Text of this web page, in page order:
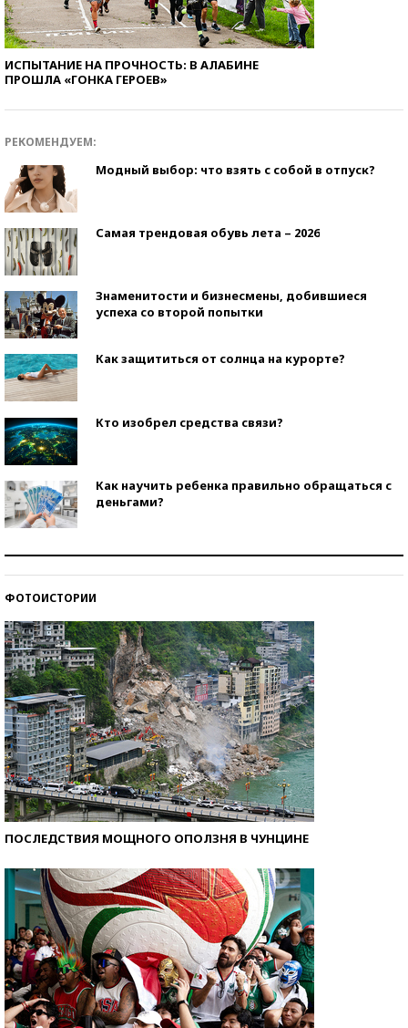
ИСПЫТАНИЕ НА ПРОЧНОСТЬ: В АЛАБИНЕ
ПРОШЛА «ГОНКА ГЕРОЕВ»
РЕКОМЕНДУЕМ:
Модный выбор: что взять с собой в отпуск?
Самая трендовая обувь лета – 2026
Знаменитости и бизнесмены, добившиеся
успеха со второй попытки
Как защититься от солнца на курорте?
Кто изобрел средства связи?
Как научить ребенка правильно обращаться с
деньгами?
ФОТОИСТОРИИ
ПОСЛЕДСТВИЯ МОЩНОГО ОПОЛЗНЯ В ЧУНЦИНЕ